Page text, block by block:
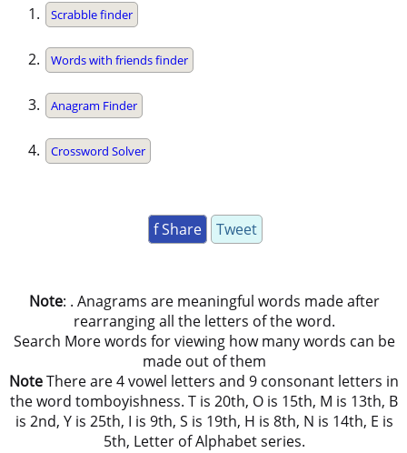
Scrabble finder
Words with friends finder
Anagram Finder
Crossword Solver
f Share Tweet
Note: . Anagrams are meaningful words made after
rearranging all the letters of the word.
Search More words for viewing how many words can be
made out of them
NoteThere are 4 vowel letters and 9 consonant letters in
the word tomboyishness. T is 20th, O is 15th, M is 13th, B
is 2nd, Y is 25th, I is 9th, S is 19th, H is 8th, N is 14th, E is
5th, Letter of Alphabet series.